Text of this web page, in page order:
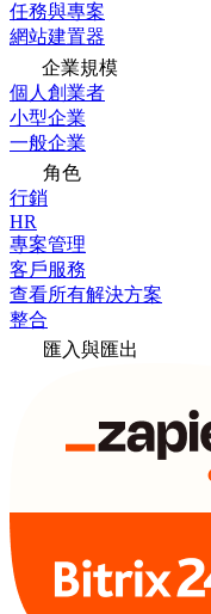
任務與專案
網站建置器
企業規模
個人創業者
小型企業
一般企業
角色
行銷
HR
專案管理
客戶服務
查看所有解決方案
整合
匯入與匯出